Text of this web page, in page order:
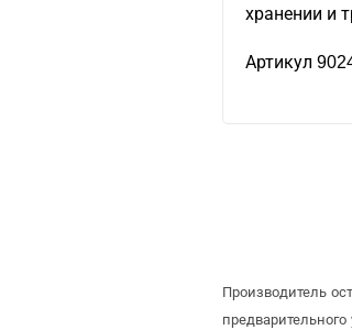
хранении и
Артикул
Производитель